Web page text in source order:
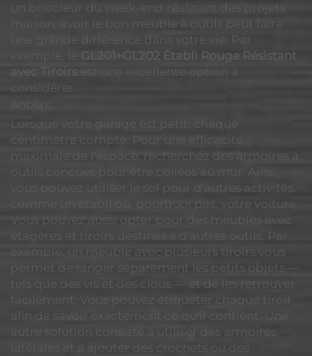
un bricoleur du week-end réalisant des projets
maison, avoir le bon meuble à outils peut faire
une grande différence dans votre vie. Par
exemple, le
GL201+GL202 Établi Rouge Résistant
avec Tiroirs
est une excellente option à
considérer.
Lorsque votre garage est petit, chaque
centimètre compte. Pour une efficacité
maximale de l'espace, recherchez des armoires à
vous pouvez utiliser le sol pour d'autres activités,
comme un établi ou, pourquoi pas, votre voiture.
Vous pouvez aussi opter pour des meubles avec
étagères et tiroirs destinés à d'autres outils. Par
exemple, un meuble avec plusieurs tiroirs vous
permet de ranger séparément les petits objets —
tels que des vis et des clous — et de les retrouver
facilement. Vous pouvez étiqueter chaque tiroir
afin de savoir exactement ce qu'il contient. Une
autre solution consiste à utiliser des armoires
latérales et à ajouter des crochets ou des